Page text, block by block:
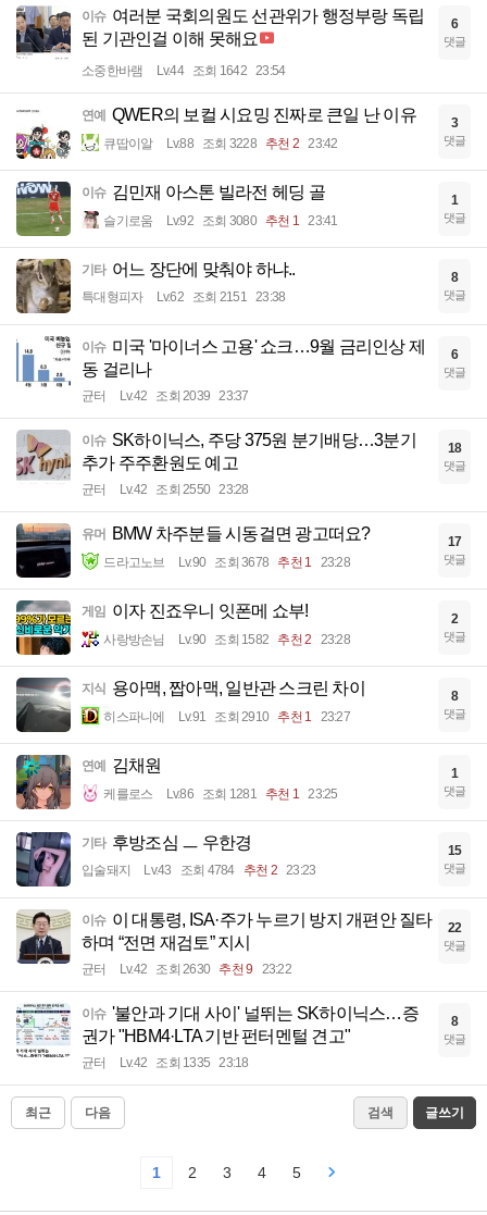
이슈 여러분 국회의원도 선관위가 행정부랑 독립
된 기관인걸 이해 못해요
소중한바램 Lv.44 조회 1642 23:54
6
댓글
연예 QWER의 보컬 시요밍 진짜로 큰일 난 이유
큐땁이알 Lv.88 조회 3228 추천 2 23:42
3
댓글
이슈 김민재 아스톤 빌라전 헤딩 골
슬기로움 Lv.92 조회 3080 추천 1 23:41
1
댓글
기타 어느 장단에 맞춰야 하냐..
특대형피자 Lv.62 조회 2151 23:38
8
댓글
이슈 미국 '마이너스 고용' 쇼크…9월 금리인상 제
동 걸리나
균터 Lv.42 조회 2039 23:37
6
댓글
이슈 SK하이닉스, 주당 375원 분기배당…3분기
추가 주주환원도 예고
균터 Lv.42 조회 2550 23:28
18
댓글
유머 BMW 차주분들 시동걸면 광고떠요?
드라고노브 Lv.90 조회 3678 추천 1 23:28
17
댓글
게임 이자 진죠우니 잇폰메 쇼부!
사랑방손님 Lv.90 조회 1582 추천 2 23:28
2
댓글
지식 용아맥, 짭아맥, 일반관 스크린 차이
히스파니에 Lv.91 조회 2910 추천 1 23:27
8
댓글
연예 김채원
케를로스 Lv.86 조회 1281 추천 1 23:25
1
댓글
기타 후방조심 ㅡ 우한경
입술돼지 Lv.43 조회 4784 추천 2 23:23
15
댓글
이슈 이 대통령, ISA·주가 누르기 방지 개편안 질타
하며 “전면 재검토” 지시
균터 Lv.42 조회 2630 추천 9 23:22
22
댓글
이슈 '불안과 기대 사이' 널뛰는 SK하이닉스…증
권가 "HBM4·LTA 기반 펀터멘털 견고"
균터 Lv.42 조회 1335 23:18
8
댓글
최근 다음 검색 글쓰기
1 2 3 4 5